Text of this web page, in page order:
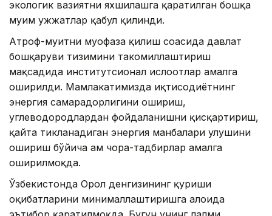
экологик вазиятни яхшилашга қаратилган бошқа
муҳим ҳужжатлар қабул қилинди.
Атроф-муҳитни муҳофаза қилиш соҳасида давлат
бошқаруви тизимини такомиллаштириш
мақсадида институтсионал ислоҳотлар амалга
оширилди. Мамлакатимизда иқтисодиётнинг
энергия самарадорлигини ошириш,
углеводородлардан фойдаланишни қисқартириш,
қайта тикланадиган энергия манбалари улушини
ошириш бўйича ҳам чора-тадбирлар амалга
оширилмоқда.
Ўзбекистонда Орол денгизининг қуриши
оқибатларини минималлаштиришга алоҳида